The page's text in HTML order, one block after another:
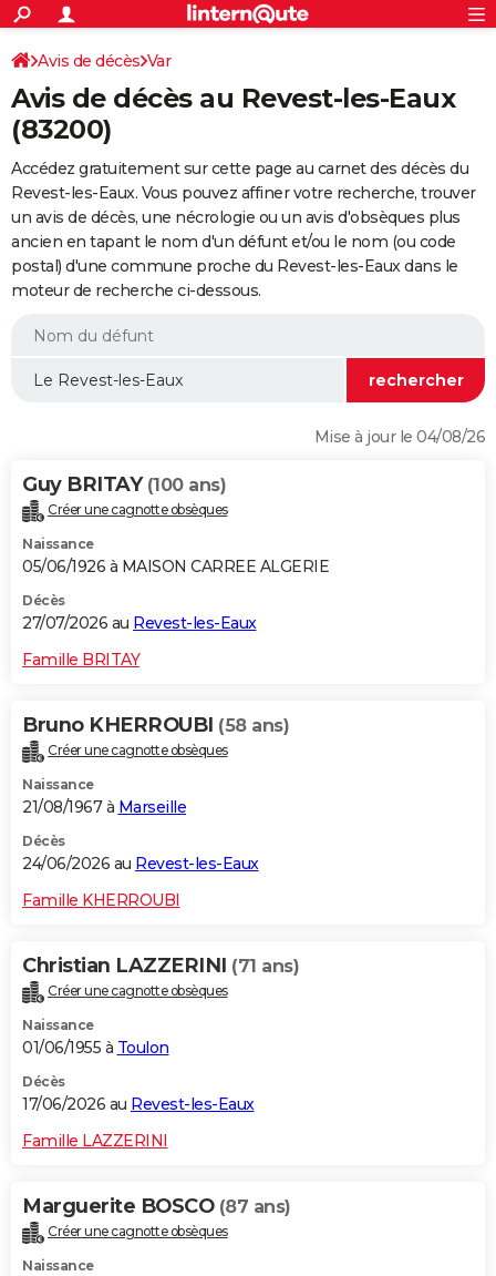
ACTUALITÉS
Politique
Société
Faits Divers
Education
Monde
Villes
+
SPORT
Coupe du monde 2026
Football
Tennis
Cyclisme
Rugby
Forum
FINANCE
Retraite
Impôts
Epargne
Immobilier
Risques naturels par ville
Banque
Assurance
Crédit
Essais
Réserver un essai
Citadines
Berlines
SUV
Forum auto
+
HIGH-TECH
Mobiles
Meilleur smartphone
Internet
Ordinateurs
Jeux vidéo
Guide high-tech
+BRICOLAGE
Forum
Aménagement intérieur
Extérieur
Cuisine
Salle de bains
Jardinage
Rangement
WEEK-END
Guides de France
Escapades
Patrimoine
Expositions
Musées
Week-end nature
LIFESTYLE
Alimentation
Guide de la santé
Maladies
Médicaments
Sommeil
VOYAGE
Destinations
City break
Voyage nature
Voyage de noces
Forum
Climat
+PHOTO
GUIDES D'ACHAT
BONS PLANS
CARTE DE VOEUX
Dictionnaire
Biographies
Citations
Expressions
Proverbes
PROGRAMME TV
COPAINS D'AVANT
S'inscrire
Se connecter
Lycées
Collèges
Primaires
Universités
Entreprises
Service militaire
Avis de recherche
AVIS DE DÉCÈS
Avis de décès Var
Avis de décès au Revest-les-Eaux
(83200)
Accédez gratuitement sur cette page au carnet des décès du
Revest-les-Eaux. Vous pouvez affiner votre recherche, trouver
un avis de décès, une nécrologie ou un avis d'obsèques plus
ancien en tapant le nom d'un défunt et/ou le nom (ou code
postal) d'une commune proche du Revest-les-Eaux dans le
moteur de recherche ci-dessous.
Mise à jour le 04/08/26
Guy BRITAY (100 ans)
Créer une cagnotte obsèques
Naissance
05/06/1926 à MAISON CARREE ALGERIE
Décès
27/07/2026 au Revest-les-Eaux
Famille BRITAY
Bruno KHERROUBI (58 ans)
Créer une cagnotte obsèques
Naissance
21/08/1967 à Marseille
Décès
24/06/2026 au Revest-les-Eaux
Famille KHERROUBI
Christian LAZZERINI (71 ans)
Créer une cagnotte obsèques
Naissance
01/06/1955 à Toulon
Décès
17/06/2026 au Revest-les-Eaux
Famille LAZZERINI
Marguerite BOSCO (87 ans)
Créer une cagnotte obsèques
Naissance